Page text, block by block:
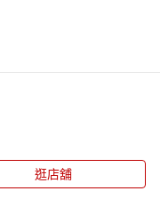
逛店舖